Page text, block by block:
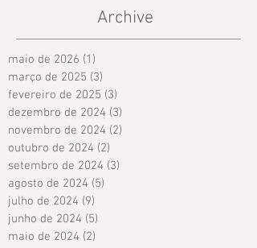
Archive
maio de 2026 (1)
março de 2025 (3)
fevereiro de 2025 (3)
dezembro de 2024 (3)
novembro de 2024 (2)
outubro de 2024 (2)
setembro de 2024 (3)
agosto de 2024 (5)
julho de 2024 (9)
junho de 2024 (5)
maio de 2024 (2)